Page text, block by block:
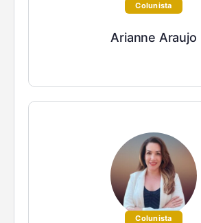
Colunista
Arianne Araujo
Colunista